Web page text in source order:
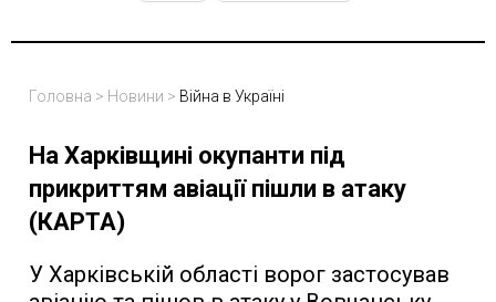
Головна > Новини > Війна в Україні
На Харківщині окупанти під
прикриттям авіації пішли в атаку
(КАРТА)
У Харківській області ворог застосував